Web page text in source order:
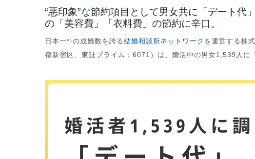
“悪印象”な節約項目として男女共に「デート代
の「美容費」「衣料費」の節約に辛口。
日本一*¹の成婚数を誇る結婚相談所ネットワーク を運営する株
都新宿区、東証プライム：6071）は、婚活中の男女1,539人に